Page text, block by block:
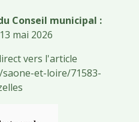
Conseil municipal :
mai 2026
vers l'article
et-loire/71583-